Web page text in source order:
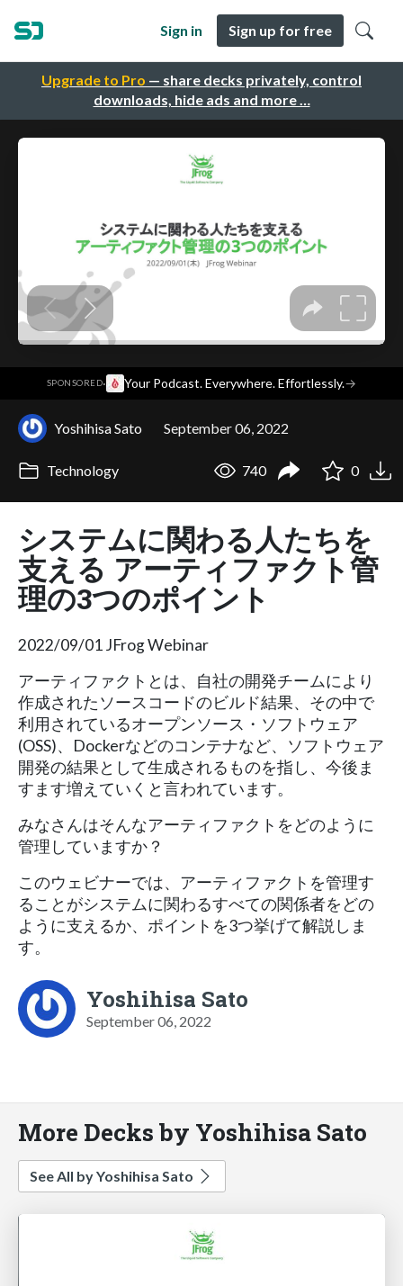
Upgrade to Pro — share decks privately, control
downloads, hide ads and more …
Sign in Sign up for free
SPONSORED· Your Podcast. Everywhere. Effortlessly.→
Yoshihisa Sato September 06, 2022
Technology 740 0
システムに関わる人たちを
支える アーティファクト管
理の3つのポイント
2022/09/01 JFrog Webinar
アーティファクトとは、自社の開発チームにより
作成されたソースコードのビルド結果、その中で
利用されているオープンソース・ソフトウェア
(OSS)、Dockerなどのコンテナなど、ソフトウェア
開発の結果として生成されるものを指し、今後ま
すます増えていくと言われています。
みなさんはそんなアーティファクトをどのように
管理していますか？
このウェビナーでは、アーティファクトを管理す
ることがシステムに関わるすべての関係者をどの
ように支えるか、ポイントを3つ挙げて解説しま
す。
Yoshihisa Sato
September 06, 2022
More Decks by Yoshihisa Sato
See All by Yoshihisa Sato